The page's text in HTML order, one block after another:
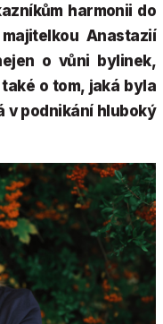
harmonii do
Anastazií
o vůni bylinek,
o tom, jaká byla
v podnikání hluboký